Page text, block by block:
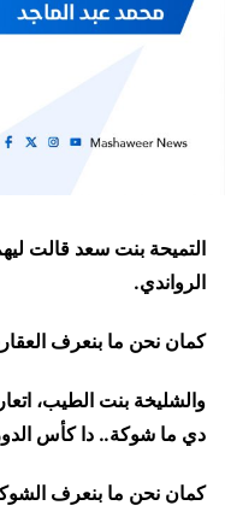
التميحة بنت سعد قالت
الرواندي.
كمان نحن ما بنعرف
والشليخة بنت الطيب،
دي ما شوكة.. دا كأس
كمان نحن ما بنعرف